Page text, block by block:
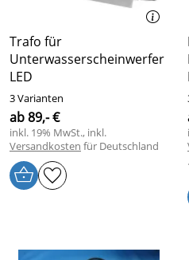
Trafo für
Unterwasserscheinwerfer
LED
3 Varianten
ab 89,- €
inkl. 19% MwSt., inkl.
Versandkosten für Deutschland